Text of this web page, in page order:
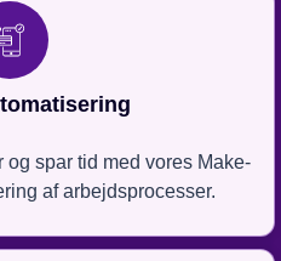
spar tid med vores Make-
af arbejdsprocesser.